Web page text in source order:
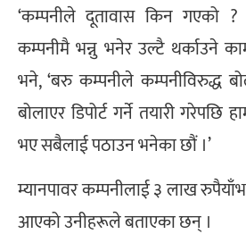
‘कम्पनीले दूतावास किन गएको
कम्पनीमै भन्नु भनेर उल्टै थर्काउने
भने, ‘बरु कम्पनीले कम्पनीविरुद्ध
बोलाएर डिपोर्ट गर्ने तयारी
भए सबैलाई पठाउन भनेका छौं ।’
म्यानपावर कम्पनीलाई ३ लाख
आएको उनीहरूले बताएका छन् ।